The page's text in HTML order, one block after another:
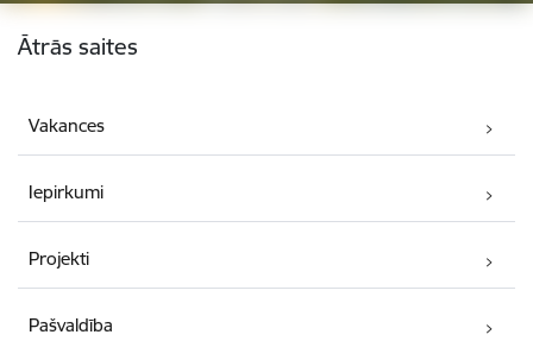
Kājene
Ātrās saites
Vakances
Iepirkumi
Projekti
Pašvaldība